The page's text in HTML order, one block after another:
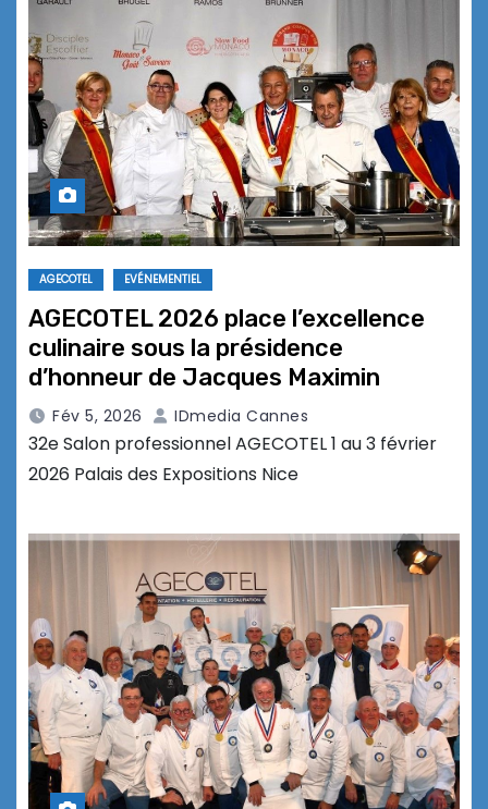
AGECOTEL EVÉNEMENTIEL
AGECOTEL 2026 place l’excellence
culinaire sous la présidence
d’honneur de Jacques Maximin
Fév 5, 2026 IDmedia Cannes
32e Salon professionnel AGECOTEL 1 au 3 février
2026 Palais des Expositions Nice